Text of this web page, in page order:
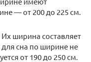
— от 200 до 225 см.
ширина составляет
сна по ширине не
от 190 до 250 см.